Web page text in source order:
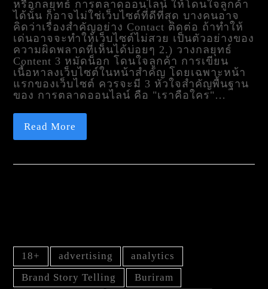
หรือกลยุทธ์ การตลาดออนไลน์ ให้โดนใจลูกค้า
ได้นั้น ก็อาจไม่ใช่เว็บไซต์ที่ดีที่สุด บางคนอาจ
คิดว่าเรื่องสำคัญอย่าง Contact ติดต่อ ถ้าทำให้
เด่นอาจจะทำให้เว็บไซต์ไม่สวย เป็นตัวอย่างของ
ความผิดพลาดที่เห็นได้บ่อยๆ 2.) วางกลยุทธ์
Content 3 หมัดน็อก โดนใจลูกค้า การเขียน
เนื้อหาลงเว็บไซต์ในหน้าสำคัญ โดยเฉพาะหน้า
แรกของเว็บไซต์ ควรจะมี 3 หัวใจสำคัญพื้นฐาน
ของ การตลาดออนไลน์ คือ "เราคือใคร"…
Read More
18+ advertising
analytics
Brand Story Telling
Buriram